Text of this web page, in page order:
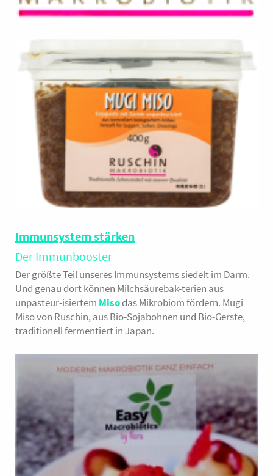
Immunsystem stärken
Der Immunbooster
Der größte Teil unseres Immunsystems siedelt im Darm.
Und genau dort können Milchsäurebak-terien aus
unpasteur-isiertem Misodas Mikrobiom fördern. Mugi
Miso von Ruschin, aus Bio-Sojabohnen und Bio-Gerste,
traditionell fermentiert in Japan.